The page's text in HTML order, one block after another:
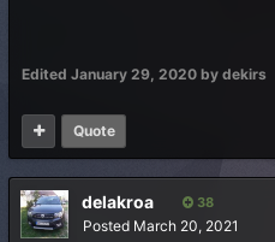
Edited January 29, 2020 by dekirs
Quote
delakroa 38
Posted March 20, 2021